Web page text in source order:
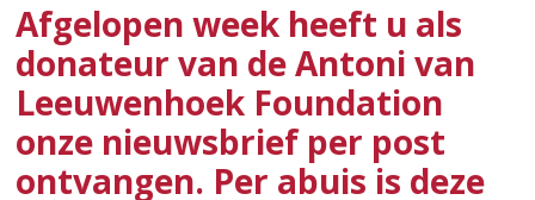
Afgelopen week heeft u als
donateur van de Antoni van
Leeuwenhoek Foundation
onze nieuwsbrief per post
ontvangen. Per abuis is deze